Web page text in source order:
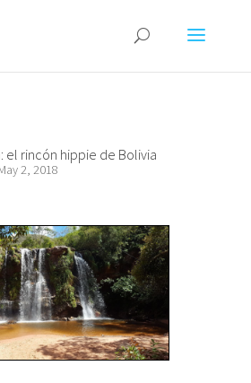
el rincón hippie de Bolivia
2, 2018